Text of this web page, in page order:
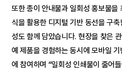
또한 종이 안내물과 일회성 홍보물을
식을 활용한 디지털 기반 동선을 구
성도 함께 담았습니다. 현장을 찾은
예 제품을 경험하는 동시에 모바일
에 참여하며 “일회성 인쇄물이 줄어